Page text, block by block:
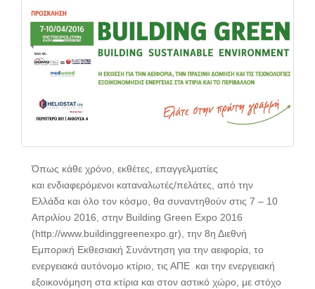
Όπως κάθε χρόνο, εκθέτες, επαγγελματίες
και ενδιαφερόμενοι καταναλωτές/πελάτες, από την
Ελλάδα και όλο τον κόσμο, θα συναντηθούν στις 7 – 10
Απριλίου 2016, στην Building Green Expo 2016
(http://www.buildinggreenexpo.gr), την 8η Διεθνή
Εμπορική Εκθεσιακή Συνάντηση για την αειφορία, το
ενεργειακά αυτόνομο κτίριο, τις ΑΠΕ και την ενεργειακή
εξοικονόμηση στα κτίρια και στον αστικό χώρο, με στόχο